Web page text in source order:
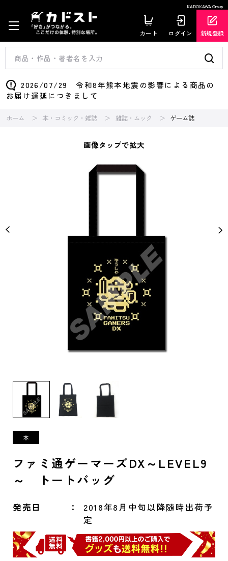
KADOKAWA Group
カート ログイン 新規登録
2026/07/29 令和8年熊本地震の影響による商品の
お届け遅延につきまして
ホーム 本・コミック・雑誌 雑誌・ムック ゲーム誌
画像タップで拡大
ファミ通ゲーマーズDX～LEVEL9
～ トートバッグ
発売日
2018年8月中旬以降随時出荷予
定